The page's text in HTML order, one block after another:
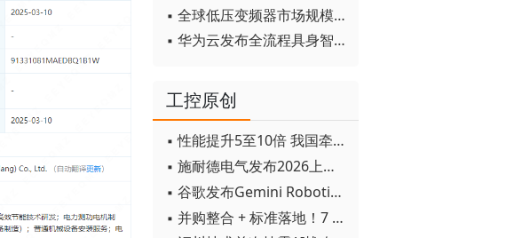
▪ 全球低压变频器市场规模2030年将超170亿美元
▪ 华为云发布全流程具身智能开发平台CloudRobo
工控原创
▪ 性能提升5至10倍 我国牵头制定的WiTSnet工业以太网国际标准正式发布
▪ 施耐德电气发布2026上半年可持续发展成绩单 "Impact 2030"路线图开局稳健
▪ 谷歌发布Gemini Robotics 2模型 实现人形机器人全身智能控制突破
▪ 并购整合 + 标准落地！7 月工业自动化产业动态速递